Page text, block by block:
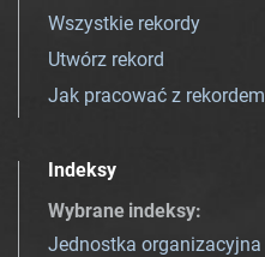
Wszystkie rekordy
Utwórz rekord
Jak pracować z rekordem
Indeksy
Wybrane indeksy:
Jednostka organizacyjna